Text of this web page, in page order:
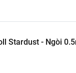
Stardust - Ngòi